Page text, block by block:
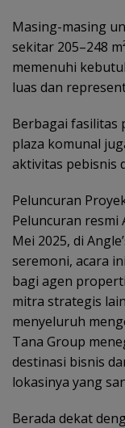
Masing-masing
sekitar 205–248
memenuhi
luas dan
Berbagai fasilitas
plaza komunal
aktivitas pebisnis
Peluncuran
Peluncuran resmi
Mei 2025, di
seremoni, acara
bagi agen
mitra strategis
menyeluruh
Tana Group
destinasi bisnis
lokasinya yang
Berada dekat